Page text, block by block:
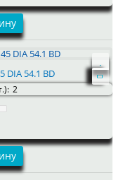
DIA 54.1 BD
2